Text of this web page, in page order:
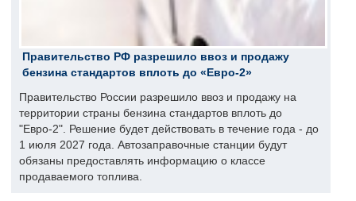
Правительство РФ разрешило ввоз и продажу
бензина стандартов вплоть до «Евро-2»
Правительство России разрешило ввоз и продажу на
территории страны бензина стандартов вплоть до
"Евро-2". Решение будет действовать в течение года - до
1 июля 2027 года. Автозаправочные станции будут
обязаны предоставлять информацию о классе
продаваемого топлива.